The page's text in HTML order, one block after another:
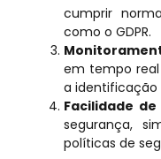
cumprir
como o GDPR.
em tempo
a identificação
Facilidade de
segurança,
políticas de